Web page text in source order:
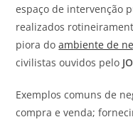
espaço de intervenção
realizados
piora doambiente de
civilistas ouvidos pelo
Exemplos comuns de
compra e venda;